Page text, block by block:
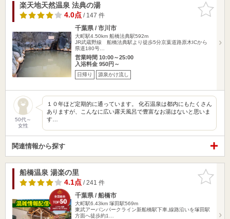
お気に入
りに追加
楽天地天然温泉 法典の湯
4.0点/ 147 件
千葉県 / 市川市
大町駅4.50km 船橋法典駅592m
JR武蔵野線 船橋法典駅より徒歩5分京葉道路原木ICから
県道180号…
営業時間 10:00～25:00
入浴料金 950円～
日帰り 源泉かけ流し
50代～
女性
１０年ほど定期的に通っています。 化石温泉は都内にもたくさん
ありますが、こんなに広い露天風呂で豊富なお湯はないと思いま
す…
関連情報から探す
お気に入
りに追加
船橋温泉 湯楽の里
4.1点/ 241 件
千葉県 / 船橋市
大町駅6.43km 塚田駅569m
東武アーバンパークライン新船橋駅下車,線路沿いを塚田駅
方面へ徒歩約1…